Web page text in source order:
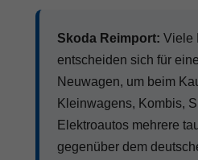
Skoda Reimport: Viele
entscheiden sich für
Neuwagen, um beim
Kleinwagens, Kombis,
Elektroautos mehrere
gegenüber dem